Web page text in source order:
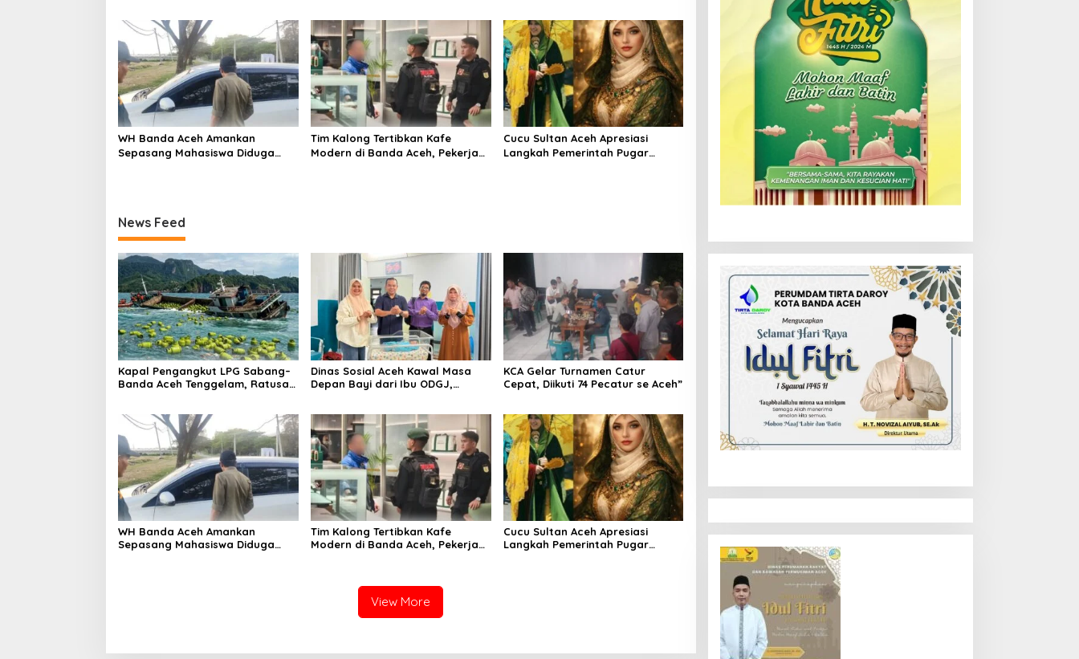
demi Perlindungan dan
Pengasuhan Terbaik
WH Banda Aceh Amankan
Sepasang Mahasiswa Diduga
Tim Kalong Tertibkan Kafe
Modern di Banda Aceh, Pekerja
Cucu Sultan Aceh Apresiasi
Langkah Pemerintah Pugar
News Feed
Kapal Pengangkut LPG Sabang–
Banda Aceh Tenggelam, Ratusan
Dinas Sosial Aceh Kawal Masa
Depan Bayi dari Ibu ODGJ,
Pengasuhan Terbaik
KCA Gelar Turnamen Catur
Cepat, Diikuti 74 Pecatur se Aceh”
WH Banda Aceh Amankan
Sepasang Mahasiswa Diduga
Tim Kalong Tertibkan Kafe
Modern di Banda Aceh, Pekerja
Cucu Sultan Aceh Apresiasi
Langkah Pemerintah Pugar
View More